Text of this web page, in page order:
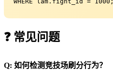
❓ 常见问题
Q: 如何检测竞技场刷分行为？